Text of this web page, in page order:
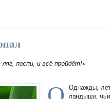
поспи, и всё пройдёт!»
Однажды, лет
ландыши, чьи